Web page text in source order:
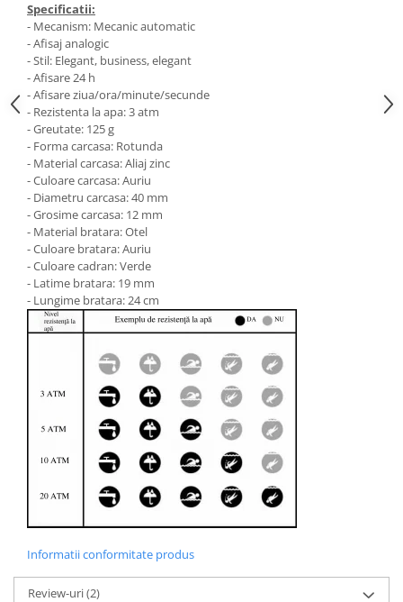
Specificatii:
- Mecanism: Mecanic automatic
- Afisaj analogic
- Stil: Elegant, business, elegant
- Afisare 24 h
- Afisare ziua/ora/minute/secunde
- Rezistenta la apa: 3 atm
- Greutate: 125 g
- Forma carcasa: Rotunda
- Material carcasa: Aliaj zinc
- Culoare carcasa: Auriu
- Diametru carcasa: 40 mm
- Grosime carcasa: 12 mm
- Material bratara: Otel
- Culoare bratara: Auriu
- Culoare cadran: Verde
- Latime bratara: 19 mm
- Lungime bratara: 24 cm
Informatii conformitate produs
Review-uri(2)